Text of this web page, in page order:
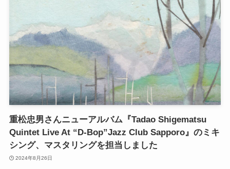
重松忠男さんニューアルバム『Tadao Shigematsu
Quintet Live At “D-Bop”Jazz Club Sapporo』のミキ
シング、マスタリングを担当しました
2024年8月26日